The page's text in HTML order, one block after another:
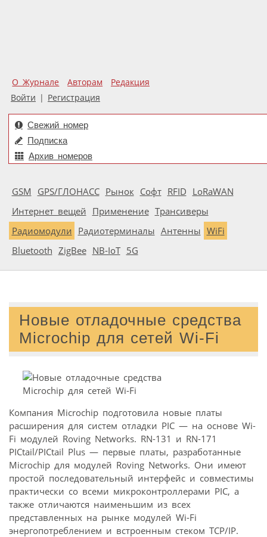
О Журнале Авторам
Редакция
Войти | Регистрация
Свежий номер
Подписка
Архив номеров
GSM GPS/ГЛОНАСС Рынок Софт RFID LoRaWAN
Интернет вещей Применение Трансиверы
Радиомодули Радиотерминалы Антенны WiFi
Bluetooth ZigBee NB-IoT 5G
Новые отладочные средства
Microchip для сетей Wi-Fi
Компания Microchip подготовила новые платы
расширения для систем отладки PIC — на основе Wi-
Fi модулей Roving Networks. RN-131 и RN-171
PICtail/PICtail Plus — первые платы, разработанные
Microchip для модулей Roving Networks. Они имеют
простой последовательный интерфейс и совместимы
практически со всеми микроконтроллерами PIC, а
также отличаются наименьшим из всех
представленных на рынке модулей Wi-Fi
энергопотреблением и встроенным стеком TCP/IP.